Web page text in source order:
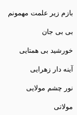
بازم زیر علمت مهمونم
بی بی جان
خورشید بی همتایی
آینه دار زهرایی
نور چشم مولایی
مولاتی